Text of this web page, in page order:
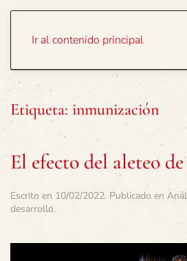
Ir al contenido principal
Etiqueta: inmunización
El efecto del aleteo
Escrito en 10/02/2022. Publicado en
desarrollo.